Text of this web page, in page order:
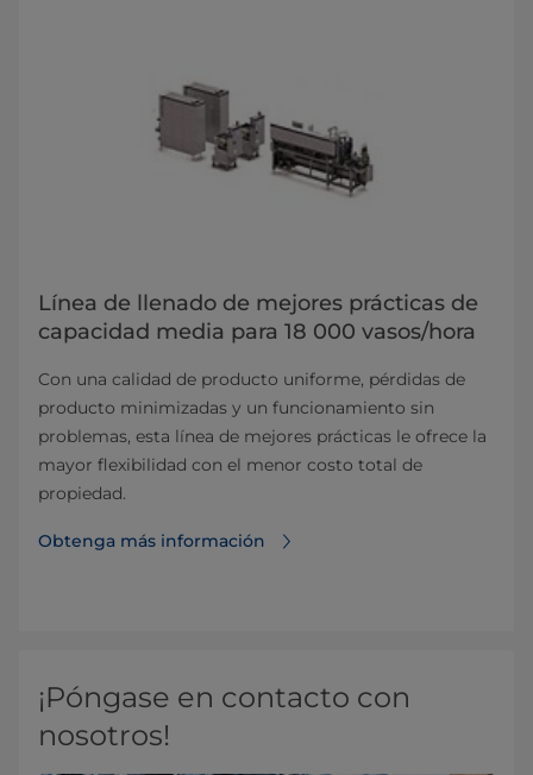
Línea de llenado de mejores prácticas de
capacidad media para 18 000 vasos/hora
Con una calidad de producto uniforme, pérdidas de
producto minimizadas y un funcionamiento sin
problemas, esta línea de mejores prácticas le ofrece la
mayor flexibilidad con el menor costo total de
propiedad.
Obtenga más información
¡Póngase en contacto con
nosotros!